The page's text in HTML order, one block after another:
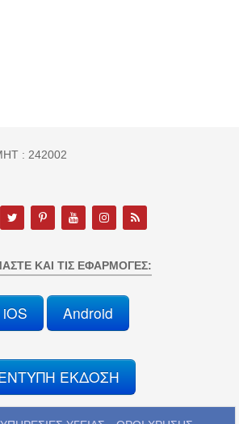
: 242002
ΚΑΙ ΤΙΣ ΕΦΑΡΜΟΓΈΣ:
iOS Android
ΕΚΔΟΣΗ